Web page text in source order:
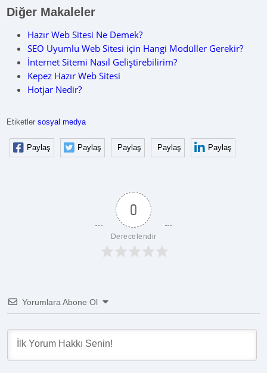
Diğer Makaleler
Hazır Web Sitesi Ne Demek?
SEO Uyumlu Web Sitesi için Hangi Modüller Gerekir?
İnternet Sitemi Nasıl Geliştirebilirim?
Kepez Hazır Web Sitesi
Hotjar Nedir?
Etiketlersosyal medya
Paylaş Paylaş Paylaş Paylaş Paylaş
0
Derecelendir
Yorumlara Abone Ol